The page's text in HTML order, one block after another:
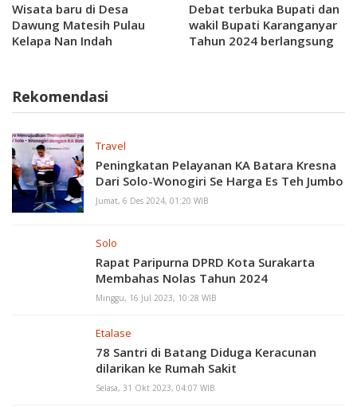
Wisata baru di Desa
Dawung Matesih Pulau
Kelapa Nan Indah
Debat terbuka Bupati dan
wakil Bupati Karanganyar
Tahun 2024 berlangsung
Rekomendasi
Travel
Peningkatan Pelayanan KA Batara Kresna
Dari Solo-Wonogiri Se Harga Es Teh Jumbo
Jumat, 6 Des 2024, 01:20 WIB
Solo
Rapat Paripurna DPRD Kota Surakarta
Membahas Nolas Tahun 2024
Minggu, 16 Jul 2023, 10:28 WIB
Etalase
78 Santri di Batang Diduga Keracunan
dilarikan ke Rumah Sakit
Selasa, 31 Okt 2023, 04:07 WIB